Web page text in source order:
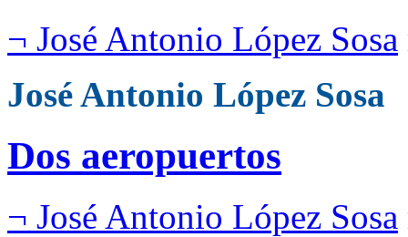
¬ José Antonio López Sosa
José Antonio López Sosa
Dos aeropuertos
¬ José Antonio López Sosa